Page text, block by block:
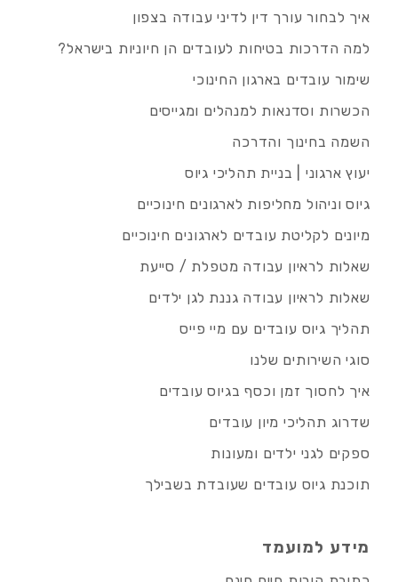
איך לבחור עורך דין לדיני עבודה בצפון
למה הדרכות בטיחות לעובדים הן חיוניות בישראל?
שימור עובדים בארגון החינוכי
הכשרות וסדנאות למנהלים ומגייסים
השמה בחינוך והדרכה
יעוץ ארגוני | בניית תהליכי גיוס
גיוס וניהול מחליפות לארגונים חינוכיים
מיונים לקליטת עובדים לארגונים חינוכיים
שאלות לראיון עבודה מטפלת / סייעת
שאלות לראיון עבודה גננת לגן ילדים
תהליך גיוס עובדים עם מיי פייס
סוגי השירותים שלנו
איך לחסוך זמן וכסף בגיוס עובדים
שדרוג תהליכי מיון עובדים
ספקים לגני ילדים ומעונות
תוכנת גיוס עובדים שעובדת בשבילך
מידע למועמד